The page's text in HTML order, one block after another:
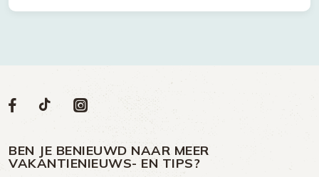
Volg
op
Social
Volg
op
Facebook
Volg
op
TikTok
Volg
op
Instagram
BEN JE BENIEUWD NAAR MEER
VAKANTIENIEUWS- EN TIPS?